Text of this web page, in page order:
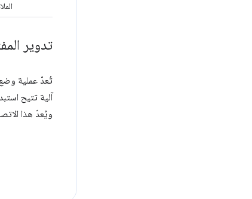
تدوير
تُعدّ عملية وضع
آلية تتيح
ويُعدّ هذا